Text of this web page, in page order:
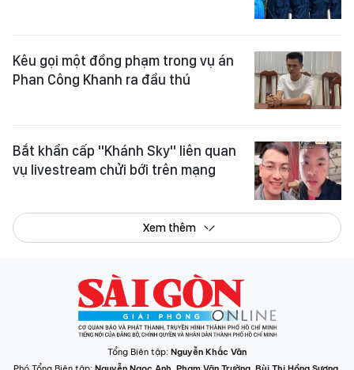
Kêu gọi một đồng phạm trong vụ án
Phan Công Khanh ra đầu thú
Bắt khẩn cấp "Khánh Sky" liên quan
vụ livestream chửi bới trên mạng
Xem thêm
Tổng Biên tập: Nguyễn Khắc Văn